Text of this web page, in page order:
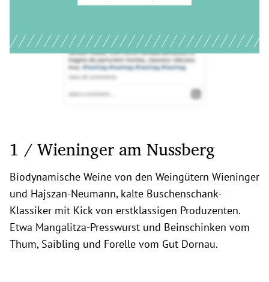
1 / Wieninger am Nussberg
Biodynamische Weine von den Weingütern Wieninger
und Hajszan-Neumann, kalte Buschenschank-
Klassiker mit Kick von erstklassigen Produzenten.
Etwa Mangalitza-Presswurst und Beinschinken vom
Thum, Saibling und Forelle vom Gut Dornau.